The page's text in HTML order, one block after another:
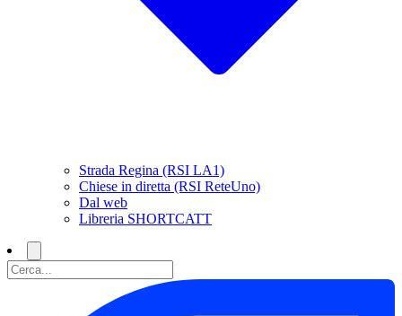
Strada Regina (RSI LA1)
Chiese in diretta (RSI ReteUno)
Dal web
Libreria SHORTCATT